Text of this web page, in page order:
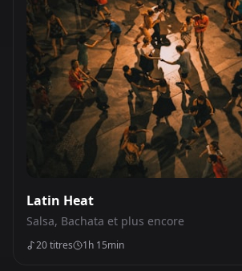
Latin Heat
Salsa, Bachata et plus encore
20titres 1h 15min